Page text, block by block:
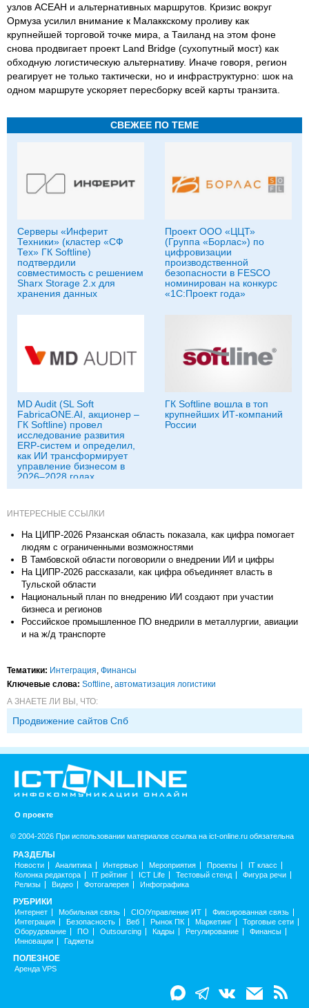
узлов АСЕАН и альтернативных маршрутов. Кризис вокруг
Ормуза усилил внимание к Малаккскому проливу как
крупнейшей торговой точке мира, а Таиланд на этом фоне
снова продвигает проект Land Bridge (сухопутный мост) как
обходную логистическую альтернативу. Иначе говоря, регион
реагирует не только тактически, но и инфраструктурно: шок на
одном маршруте ускоряет пересборку всей карты транзита.
СВЕЖЕЕ ПО ТЕМЕ
Серверы «Инферит
Техники» (кластер «СФ
Тех» ГК Softline)
подтвердили
совместимость с решением
Sharx Storage 2.x для
хранения данных
Проект ООО «ЦЦТ»
(Группа «Борлас») по
цифровизации
производственной
безопасности в FESCO
номинирован на конкурс
«1С:Проект года»
MD Audit (SL Soft
FabricaONE.AI, акционер –
ГК Softline) провел
исследование развития
ERP-систем и определил,
как ИИ трансформирует
управление бизнесом в
2026–2028 годах
ГК Softline вошла в топ
крупнейших ИТ-компаний
России
ИНТЕРЕСНЫЕ ССЫЛКИ
На ЦИПР-2026 Рязанская область показала, как цифра помогает
людям с ограниченными возможностями
В Тамбовской области поговорили о внедрении ИИ и цифры
На ЦИПР-2026 рассказали, как цифра объединяет власть в
Тульской области
Национальный план по внедрению ИИ создают при участии
бизнеса и регионов
Российское промышленное ПО внедрили в металлургии, авиации
и на ж/д транспорте
Тематики: Интеграция, Финансы
Ключевые слова: Softline, автоматизация логистики
А ЗНАЕТЕ ЛИ ВЫ, ЧТО:
Продвижение сайтов Спб
О проекте
© 2004-2026 При использовании материалов ссылка на ict-online.ru обязательна
РАЗДЕЛЫ
Новости Аналитика Интервью Мероприятия Проекты
IT класс
Колонка редактора
IT рейтинг ICT Life Тестовый стенд
Фигура речи
Релизы
Видео Фотогалерея Инфографика
РУБРИКИ
Интернет Мобильная связь CIO/Управление ИТ
Фиксированная связь
Интеграция
Безопасность Веб Рынок ПК Маркетинг
Торговые сети
Оборудование
ПО Outsourcing Кадры Регулирование
Финансы
Инновации
Гаджеты
ПОЛЕЗНОЕ
Аренда VPS